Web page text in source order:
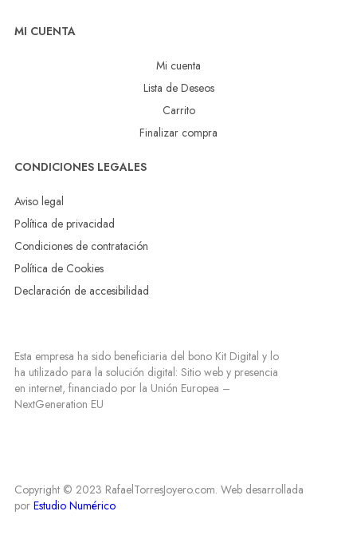
MI CUENTA
Mi cuenta
Lista de Deseos
Carrito
Finalizar compra
CONDICIONES LEGALES
Aviso legal
Política de privacidad
Condiciones de contratación
Política de Cookies
Declaración de accesibilidad
Esta empresa ha sido beneficiaria del bono Kit Digital y lo
ha utilizado para la solución digital: Sitio web y presencia
en internet, financiado por la Unión Europea –
NextGeneration EU
Copyright © 2023 RafaelTorresJoyero.com. Web desarrollada
por Estudio Numérico